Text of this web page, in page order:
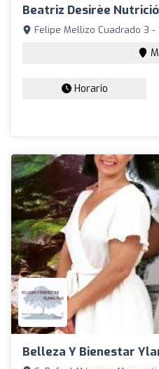
Beatriz Desirèe
Felipe Mellizo Cuadrado 3 -
Horario
Belleza Y Bienestar